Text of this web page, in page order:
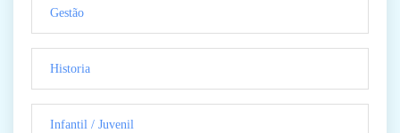
Gestão
Historia
Infantil / Juvenil